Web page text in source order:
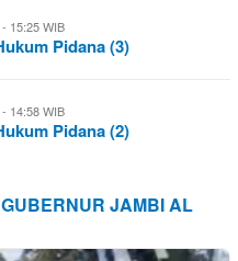
15:25 WIB
Pidana (3)
14:58 WIB
Pidana (2)
JAMBI AL